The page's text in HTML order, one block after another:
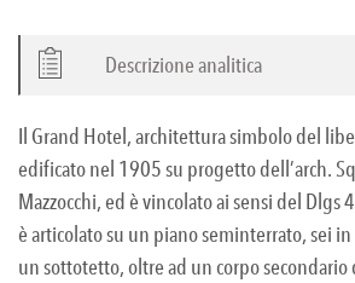
Descrizione analitica
Il Grand Hotel, architettura simbolo del
edificato nel 1905 su progetto dell’arch.
Mazzocchi, ed è vincolato ai sensi del
è articolato su un piano seminterrato, sei
un sottotetto, oltre ad un corpo